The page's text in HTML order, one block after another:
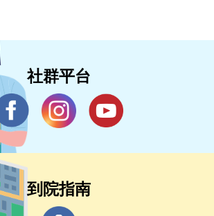
社群平台
到院指南